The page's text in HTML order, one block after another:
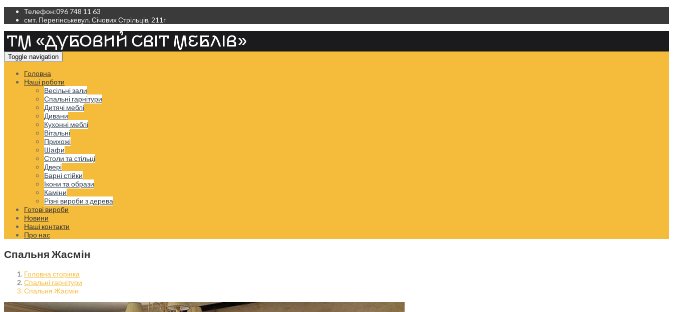
Телефон:096 748 11 63
смт. Перегінськевул. Січових Стрільців, 211г
Toggle navigation
Головна
Наші роботи
Весільні зали
Спальні гарнітури
Дитячі меблі
Дивани
Кухонні меблі
Вітальні
Прихожі
Шафи
Столи та стільці
Двері
Барні стійки
Ікони та образи
Каміни
Різні вироби з дерева
Готові вироби
Новини
Наші контакти
Про нас
Спальня Жасмін
Головна сторінка
Спальні гарнітури
Спальня Жасмін